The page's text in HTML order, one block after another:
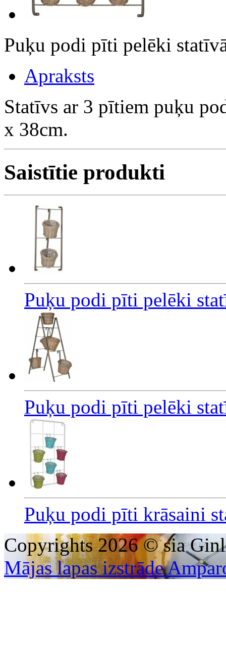
Puķu podi pīti pelēki
Apraksts
Statīvs ar 3 pītiem puķu
x 38cm.
Saistītie produkti
Puķu podi pīti pelēki
Puķu podi pīti pelēki
Puķu podi pīti krāsaini
Copyrights 2026 © sia
Mājas lapas izstrāde